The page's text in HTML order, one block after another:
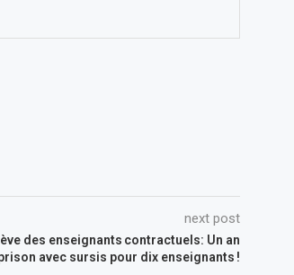
next post
des enseignants contractuels: Un an
avec sursis pour dix enseignants !